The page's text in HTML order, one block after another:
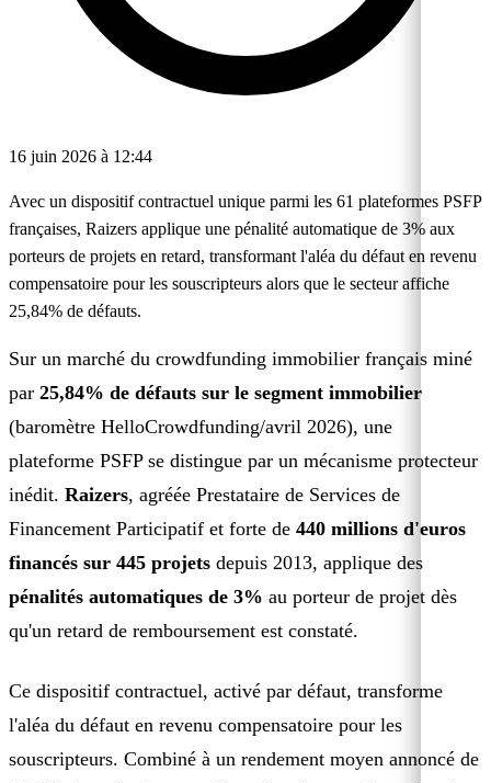
16 juin 2026 à 12:44
Avec un dispositif contractuel unique parmi les 61 plateformes PSFP
françaises, Raizers applique une pénalité automatique de 3% aux
porteurs de projets en retard, transformant l'aléa du défaut en revenu
compensatoire pour les souscripteurs alors que le secteur affiche
25,84% de défauts.
Sur un marché du crowdfunding immobilier français miné
par 25,84% de défauts sur le segment immobilier
(baromètre HelloCrowdfunding/avril 2026), une
plateforme PSFP se distingue par un mécanisme protecteur
inédit. Raizers, agréée Prestataire de Services de
Financement Participatif et forte de 440 millions d'euros
financés sur 445 projets depuis 2013, applique des
pénalités automatiques de 3% au porteur de projet dès
qu'un retard de remboursement est constaté.
Ce dispositif contractuel, activé par défaut, transforme
l'aléa du défaut en revenu compensatoire pour les
souscripteurs. Combiné à un rendement moyen annoncé de